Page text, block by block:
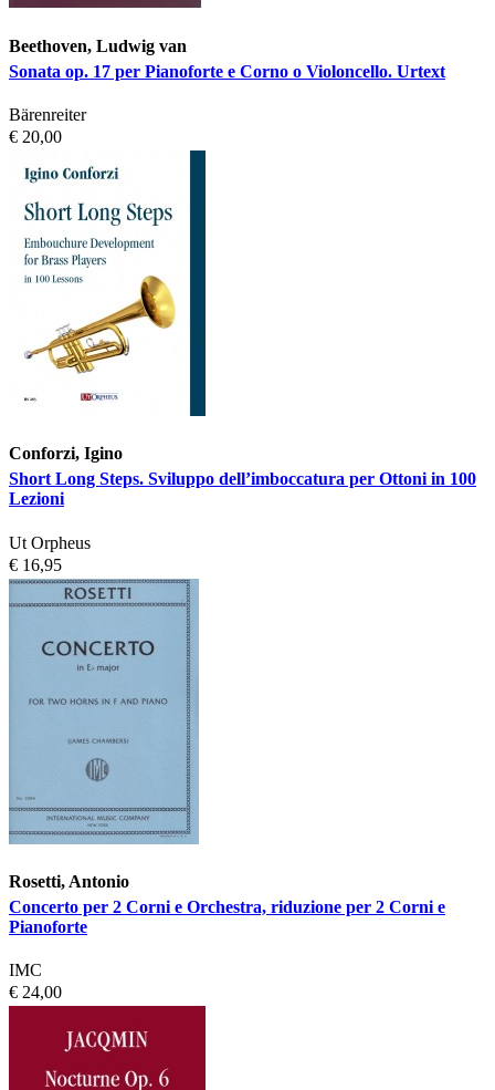
Beethoven, Ludwig van
Sonata op. 17 per Pianoforte e Corno o Violoncello. Urtext
Bärenreiter
€ 20,00
Conforzi, Igino
Short Long Steps. Sviluppo dell’imboccatura per Ottoni in 100
Lezioni
Ut Orpheus
€ 16,95
Rosetti, Antonio
Concerto per 2 Corni e Orchestra, riduzione per 2 Corni e
Pianoforte
IMC
€ 24,00